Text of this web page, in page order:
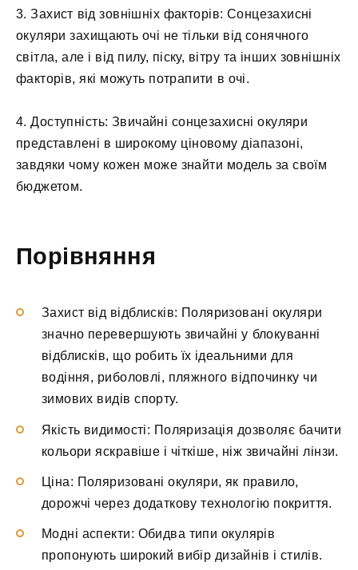
3. Захист від зовнішніх факторів: Сонцезахисні
окуляри захищають очі не тільки від сонячного
світла, але і від пилу, піску, вітру та інших зовнішніх
факторів, які можуть потрапити в очі.
4. Доступність: Звичайні сонцезахисні окуляри
представлені в широкому ціновому діапазоні,
завдяки чому кожен може знайти модель за своїм
бюджетом.
Порівняння
Захист від відблисків: Поляризовані окуляри
значно перевершують звичайні у блокуванні
відблисків, що робить їх ідеальними для
водіння, риболовлі, пляжного відпочинку чи
зимових видів спорту.
Якість видимості: Поляризація дозволяє бачити
кольори яскравіше і чіткіше, ніж звичайні лінзи.
Ціна: Поляризовані окуляри, як правило,
дорожчі через додаткову технологію покриття.
Модні аспекти: Обидва типи окулярів
пропонують широкий вибір дизайнів і стилів.